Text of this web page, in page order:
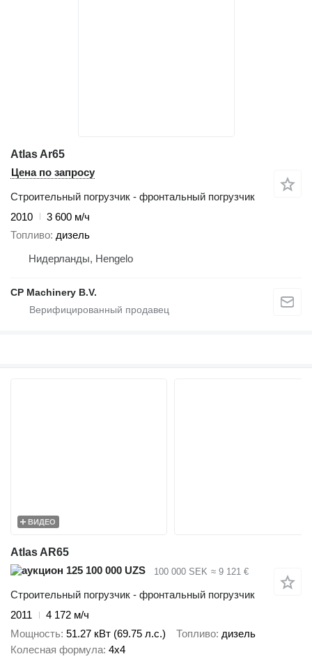
Atlas Ar65
Цена по запросу
Строительный погрузчик - фронтальный погрузчик
2010
3 600 м/ч
Топливо дизель
Нидерланды, Hengelo
CP Machinery B.V.
ВИДЕО
Atlas AR65
125 100 000 UZS
100 000 SEK ≈ 9 121 €
Строительный погрузчик - фронтальный погрузчик
2011
4 172 м/ч
Мощность 51.27 кВт (69.75 л.с.) Топливо дизель
Колесная формула 4x4